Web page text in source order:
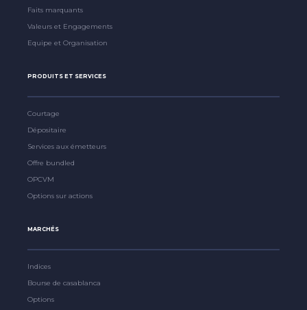
Faits marquants
Valeurs et Engagements
Equipe et Organisation
PRODUITS ET SERVICES
Courtage
Dépositaire
Services aux émetteurs
Offre bundled
OPCVM
Options sur actions
MARCHÉS
Indices
Bourse de casablanca
Options